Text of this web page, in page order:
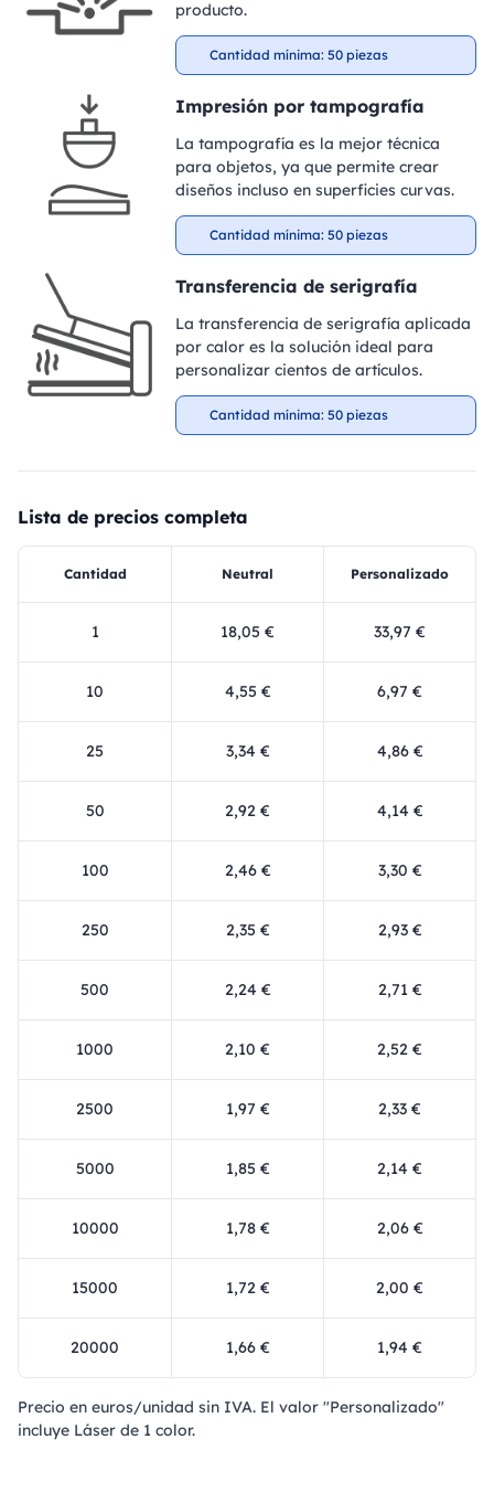
producto.
Cantidad mínima: 50 piezas
Impresión por tampografía
La tampografía es la mejor técnica
para objetos, ya que permite crear
diseños incluso en superficies curvas.
Cantidad mínima: 50 piezas
Transferencia de serigrafía
La transferencia de serigrafía aplicada
por calor es la solución ideal para
personalizar cientos de artículos.
Cantidad mínima: 50 piezas
Lista de precios completa
Cantidad Neutral Personalizado
1 18,05 € 33,97 €
10 4,55 € 6,97 €
25 3,34 € 4,86 €
50 2,92 € 4,14 €
100 2,46 € 3,30 €
250 2,35 € 2,93 €
500 2,24 € 2,71 €
1000 2,10 € 2,52 €
2500 1,97 € 2,33 €
5000 1,85 € 2,14 €
10000 1,78 € 2,06 €
15000 1,72 € 2,00 €
20000 1,66 € 1,94 €
Precio en euros/unidad sin IVA. El valor "Personalizado"
incluye Láser de 1 color.